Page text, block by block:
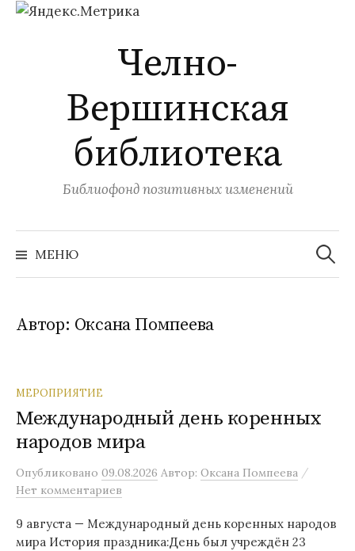
Челно-
Вершинская
библиотека
Библиофонд позитивных изменений
МЕНЮ
Найти:
Автор: Оксана Помпеева
МЕРОПРИЯТИЕ
Международный день коренных
народов мира
Опубликовано 09.08.2026 Автор: Оксана Помпеева /
Нет комментариев
9 августа — Международный день коренных народов
мира История праздника:День был учреждён 23